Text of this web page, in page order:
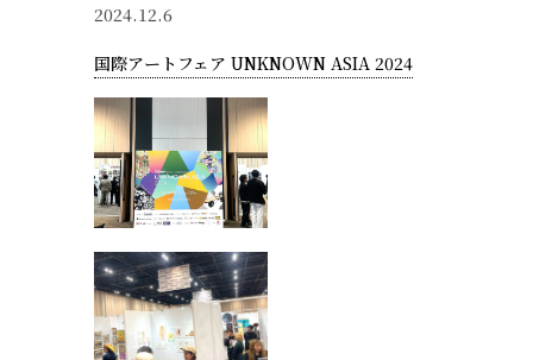
2024.12.6
国際アートフェア UNKNOWN ASIA 2024